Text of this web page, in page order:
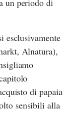
esclusivamente
, Alnatura),
di papaia
sensibili alla